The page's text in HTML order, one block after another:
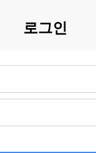
로그인